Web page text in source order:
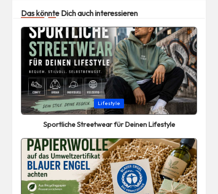
Das könnte Dich auch interessieren
Posted
in
Lifestyle
Sportliche Streetwear für Deinen Lifestyle